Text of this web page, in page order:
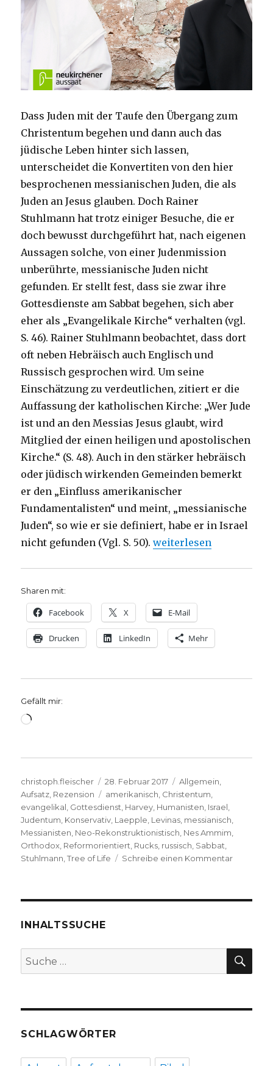
Dass Juden mit der Taufe den Übergang zum
Christentum begehen und dann auch das
jüdische Leben hinter sich lassen,
unterscheidet die Konvertiten von den hier
besprochenen messianischen Juden, die als
Juden an Jesus glauben. Doch Rainer
Stuhlmann hat trotz einiger Besuche, die er
doch bewusst durchgeführt hat, nach eigenen
Aussagen solche, von einer Judenmission
unberührte, messianische Juden nicht
gefunden. Er stellt fest, dass sie zwar ihre
Gottesdienste am Sabbat begehen, sich aber
eher als „Evangelikale Kirche“ verhalten (vgl.
S. 46). Rainer Stuhlmann beobachtet, dass dort
oft neben Hebräisch auch Englisch und
Russisch gesprochen wird. Um seine
Einschätzung zu verdeutlichen, zitiert er die
Auffassung der katholischen Kirche: „Wer Jude
ist und an den Messias Jesus glaubt, wird
Mitglied der einen heiligen und apostolischen
Kirche.“ (S. 48). Auch in den stärker hebräisch
oder jüdisch wirkenden Gemeinden bemerkt
er den „Einfluss amerikanischer
Fundamentalisten“ und meint, „messianische
Juden“, so wie er sie definiert, habe er in Israel
nicht gefunden (Vgl. S. 50).„Messianische Juden –
weiterlesen
Sharen mit:
Facebook X E-Mail
Drucken LinkedIn Mehr
Gefällt mir:
Wird
Autor
christoph.fleischer
Veröffentlicht
am
28. Februar 2017 Kategorien
Allgemein,
Aufsatz, Rezension Schlagwörter
amerikanisch, Christentum,
evangelikal, Gottesdienst, Harvey, Humanisten, Israel,
Judentum, Konservativ, Laepple, Levinas, messianisch,
Messianisten, Neo-Rekonstruktionistisch, Nes Ammim,
Orthodox, Reformorientiert, Rucks, russisch, Sabbat,
Stuhlmann,Tree of Life Schreibe einen Kommentarzu
kritisieren
und
warum?
INHALTSSUCHE
Suche
nach:
SCHLAGWÖRTER